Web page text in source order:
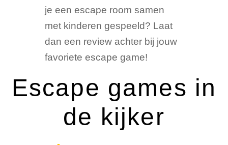
je een escape room samen
met kinderen gespeeld? Laat
dan een review achter bij jouw
favoriete escape game!
Escape games in
de kijker